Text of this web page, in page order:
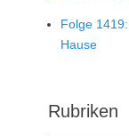
Folge
Hause
Rubriken